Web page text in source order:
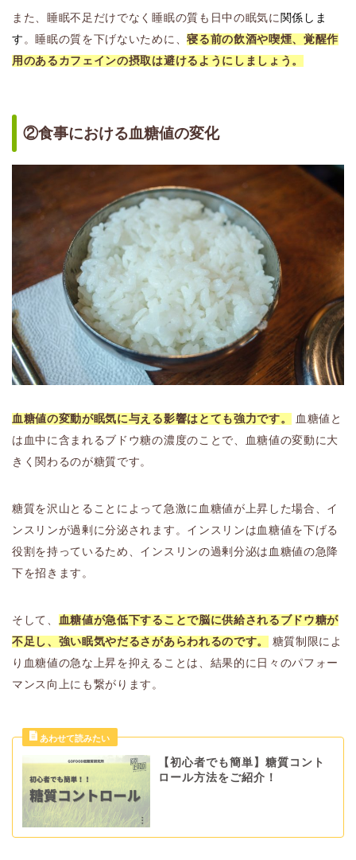
また、睡眠不足だけでなく睡眠の質も日中の眠気に 関係しま
す 。睡眠の質を下げないために、寝る前の飲酒や喫煙、覚醒作
用のあるカフェインの摂取は避けるようにしましょう。
②食事における血糖値の変化
血糖値の変動が眠気に与える影響はとても強力です。
血糖値と
は血中に含まれるブドウ糖の濃度のことで、血糖値の変動に大
きく関わるのが糖質です。
糖質を沢山とることによって急激に血糖値が上昇した場合、イ
ンスリンが過剰に分泌されます。インスリンは血糖値を下げる
役割を持っているため、インスリンの過剰分泌は血糖値の急降
下を招きます。
そして、 血糖値が急低下することで脳に供給されるブドウ糖が
不足し、強い眠気やだるさがあらわれるのです。
糖質制限によ
り血糖値の急な上昇を抑えることは、結果的に日々のパフォー
マンス向上にも繋がります。
【初心者でも簡単】糖質コント
ロール方法をご紹介！